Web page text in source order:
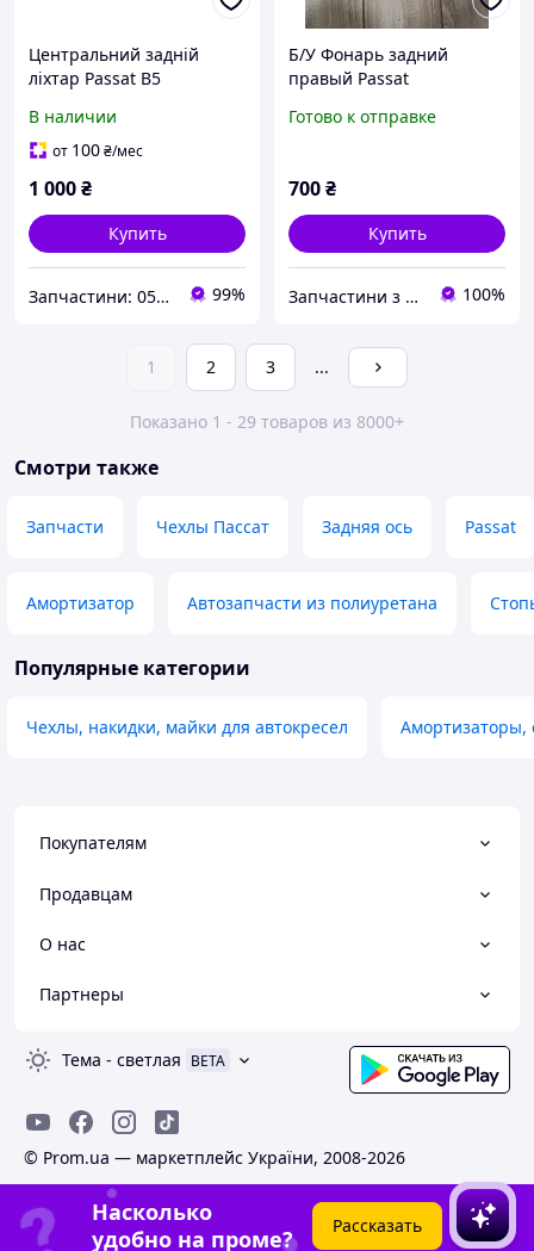
Центральний задній
ліхтар Passat B5
1J6945097b
В наличии
от 100₴/мес
1 000₴
Купить
Запчастини: 0505243073 та обладнання: 0669705589 99%
Б/У Фонарь задний
правый Passat
комби
Готово к отправке
700₴
Купить
Запчастини з Німеччини "WorldAuto" 100%
1 2 3 ...
Показано 1 - 29 товаров из 8000+
Смотри также
Запчасти Чехлы Пассат Задняя ось Passat
Амортизатор Автозапчасти из полиуретана
Популярные категории
Чехлы, накидки, майки для автокресел Амортизаторы,
Покупателям
Продавцам
О нас
Партнеры
Тема - светлая BETA
© Prom.ua — маркетплейс України, 2008-2026
Насколько
удобно на проме?
Рассказать